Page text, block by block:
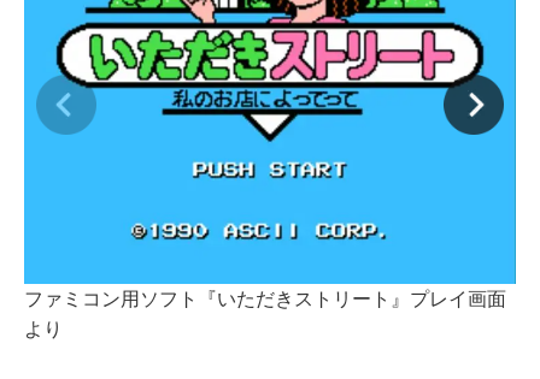
ファミコン用ソフト『いただきストリート』プレイ画面
より